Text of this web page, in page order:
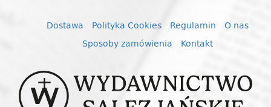
Dostawa Polityka Cookies Regulamin
O nas
Sposoby zamówienia
Kontakt